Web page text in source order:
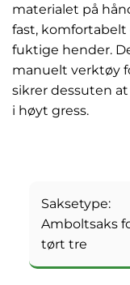
materialet på
fast,
fuktige hender.
manuelt verktøy
sikrer dessuten
i høyt gress.
Saksetype:
Amboltsaks
tørt tre